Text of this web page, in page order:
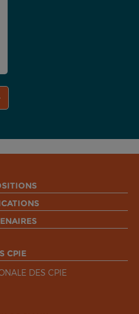
CPIE
DES CPIE